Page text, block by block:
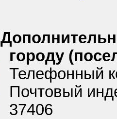
городу
Телефонный
Почтовый
37406